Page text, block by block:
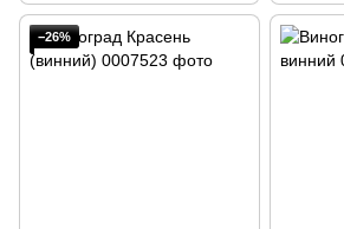
−26%